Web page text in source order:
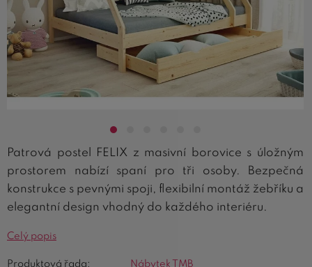
Patrová postel FELIX z masivní borovice s úložným
prostorem nabízí spaní pro tři osoby. Bezpečná
konstrukce s pevnými spoji, flexibilní montáž žebříku a
elegantní design vhodný do každého interiéru.
Celý popis
Produktová řada:
Nábytek TMB